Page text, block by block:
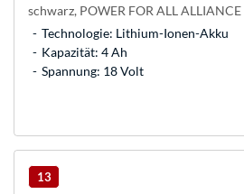
schwarz, POWER FOR ALL ALLIANCE
Technologie: Lithium-Ionen-Akku
Kapazität: 4 Ah
Spannung: 18 Volt
13